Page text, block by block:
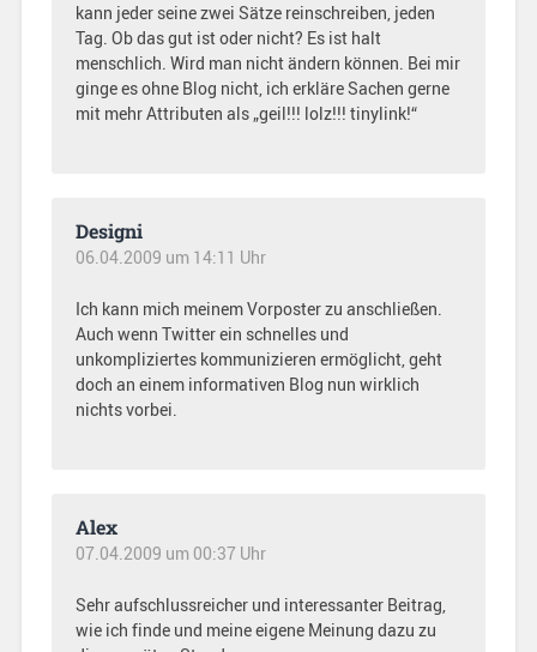
kann jeder seine zwei Sätze reinschreiben, jeden
Tag. Ob das gut ist oder nicht? Es ist halt
menschlich. Wird man nicht ändern können. Bei mir
ginge es ohne Blog nicht, ich erkläre Sachen gerne
mit mehr Attributen als „geil!!! lolz!!! tinylink!“
Designi
06.04.2009 um 14:11 Uhr
Ich kann mich meinem Vorposter zu anschließen.
Auch wenn Twitter ein schnelles und
unkompliziertes kommunizieren ermöglicht, geht
doch an einem informativen Blog nun wirklich
nichts vorbei.
Alex
07.04.2009 um 00:37 Uhr
Sehr aufschlussreicher und interessanter Beitrag,
wie ich finde und meine eigene Meinung dazu zu